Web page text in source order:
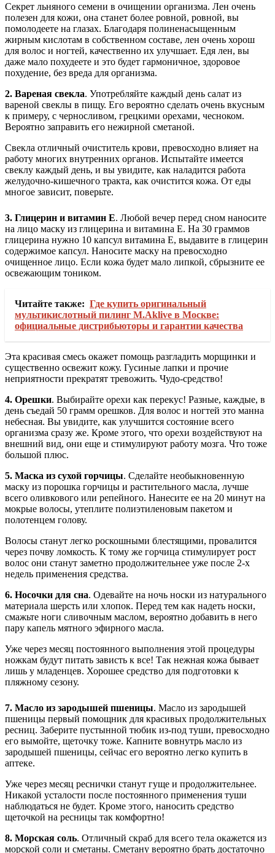
Секрет льняного семени в очищении организма. Лен очень
полезен для кожи, она станет более ровной, ровной, вы
помолодеете на глазах. Благодаря полиненасыщенным
жирным кислотам в собственном составе, лен очень хорош
для волос и ногтей, качественно их улучшает. Едя лен, вы
даже мало похудеете и это будет гармоничное, здоровое
похудение, без вреда для организма.
2. Вареная свекла. Употребляйте каждый день салат из
вареной свеклы в пищу. Его вероятно сделать очень вкусным
к примеру, с черносливом, грецкими орехами, чесноком.
Вероятно заправить его нежирной сметаной.
Свекла отличный очиститель крови, превосходно влияет на
работу многих внутренних органов. Испытайте имеется
свеклу каждый день, и вы увидите, как наладится работа
желудочно-кишечного тракта, как очистится кожа. От еды
многое зависит, поверьте.
3. Глицерин и витамин Е. Любой вечер перед сном наносите
на лицо маску из глицерина и витамина Е. На 30 граммов
глицерина нужно 10 капсул витамина Е, выдавите в глицерин
содержимое капсул. Наносите маску на превосходно
очищенное лицо. Если кожа будет мало липкой, сбрызните ее
освежающим тоником.
Читайте также: Где купить оригинальный
мультикислотный пилинг M.Aklive в Москве:
официальные дистрибьюторы и гарантии качества
Эта красивая смесь окажет помощь разгладить морщинки и
существенно освежит кожу. Гусиные лапки и прочие
неприятности прекратят тревожить. Чудо-средство!
4. Орешки. Выбирайте орехи как перекус! Разные, каждые, в
день съедай 50 грамм орешков. Для волос и ногтей это манна
небесная. Вы увидите, как улучшится состояние всего
организма сразу же. Кроме этого, что орехи воздействуют на
внешний вид, они еще и стимулируют работу мозга. Что тоже
большой плюс.
5. Маска из сухой горчицы. Сделайте необыкновенную
маску из порошка горчицы и растительного масла, лучше
всего оливкового или репейного. Нанесите ее на 20 минут на
мокрые волосы, утеплите полиэтиленовым пакетом и
полотенцем голову.
Волосы станут легко роскошными блестящими, провалится
через почву ломкость. К тому же горчица стимулирует рост
волос они станут заметно продолжительнее уже после 2-х
недель применения средства.
6. Носочки для сна. Одевайте на ночь носки из натурального
материала шерсть или хлопок. Перед тем как надеть носки,
смажьте ноги сливочным маслом, вероятно добавить в него
пару капель мятного эфирного масла.
Уже через месяц постоянного выполнения этой процедуры
ножкам будут питать зависть к все! Так нежная кожа бывает
лишь у младенцев. Хорошее средство для подготовки к
пляжному сезону.
7. Масло из зародышей пшеницы. Масло из зародышей
пшеницы первый помощник для красивых продолжительных
ресниц. Заберите пустынной тюбик из-под туши, превосходно
его вымойте, щеточку тоже. Капните вовнутрь масло из
зародышей пшеницы, сейчас его вероятно легко купить в
аптеке.
Уже через месяц реснички станут гуще и продолжительнее.
Никакой усталости после постоянного применения туши
наблюдаться не будет. Кроме этого, наносить средство
щеточкой на ресницы так комфортно!
8. Морская соль. Отличный скраб для всего тела окажется из
морской соли и сметаны. Сметану вероятно брать достаточно